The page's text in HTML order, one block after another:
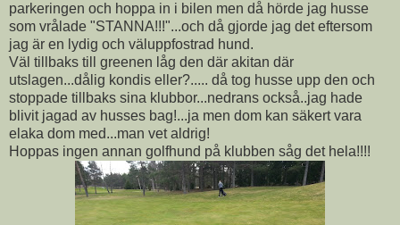
parkeringen och hoppa in i bilen men då hörde jag husse
som vrålade "STANNA!!!"...och då gjorde jag det eftersom
jag är en lydig och väluppfostrad hund.
Väl tillbaks till greenen låg den där akitan där
utslagen...dålig kondis eller?..... då tog husse upp den och
stoppade tillbaks sina klubbor...nedrans också..jag hade
blivit jagad av husses bag!...ja men dom kan säkert vara
elaka dom med...man vet aldrig!
Hoppas ingen annan golfhund på klubben såg det hela!!!!